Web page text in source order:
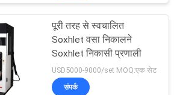
माप प्रणाली मशीन
पूरी तरह से स्वचालित
Soxhlet वसा निकालने
Soxhlet निकासी प्रणाली
USD5000-9000/set MOQ:एक सेट
संपर्क